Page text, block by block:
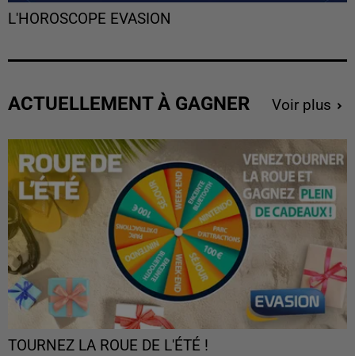
L'HOROSCOPE EVASION
ACTUELLEMENT À GAGNER Voir plus
TOURNEZ LA ROUE DE L'ÉTÉ !